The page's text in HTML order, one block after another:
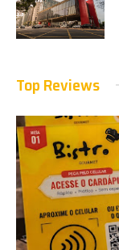
Top Reviews